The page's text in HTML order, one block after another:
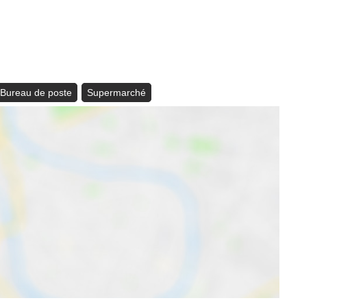
Bureau de poste Supermarché